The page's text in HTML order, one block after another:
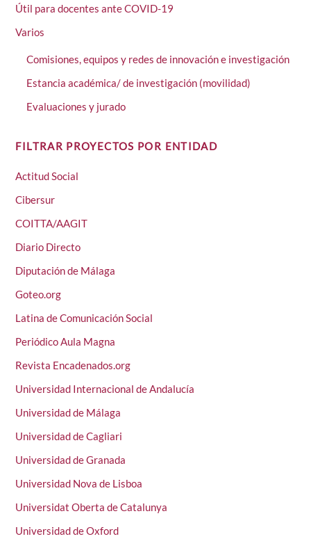
Útil para docentes ante COVID-19
Varios
Comisiones, equipos y redes de innovación e investigación
Estancia académica/ de investigación (movilidad)
Evaluaciones y jurado
FILTRAR PROYECTOS POR ENTIDAD
Actitud Social
Cibersur
COITTA/AAGIT
Diario Directo
Diputación de Málaga
Goteo.org
Latina de Comunicación Social
Periódico Aula Magna
Revista Encadenados.org
Universidad Internacional de Andalucía
Universidad de Málaga
Universidad de Cagliari
Universidad de Granada
Universidad Nova de Lisboa
Universidat Oberta de Catalunya
Universidad de Oxford